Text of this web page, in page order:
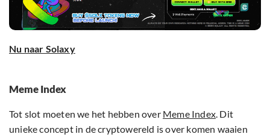
Nu naar Solaxy
Meme Index
Tot slot moeten we het hebben over Meme Index . Dit
unieke concept in de cryptowereld is over komen waaien